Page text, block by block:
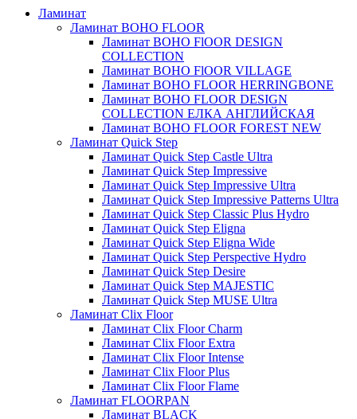
Ламинат
Ламинат BOHO FLOOR
Ламинат BOHO FlOOR DESIGN
COLLECTION
Ламинат BOHO FlOOR VILLAGE
Ламинат BOHO FLOOR HERRINGBONE
Ламинат BOHO FLOOR DESIGN
COLLECTION ЕЛКА АНГЛИЙСКАЯ
Ламинат BOHO FLOOR FOREST NEW
Ламинат Quick Step
Ламинат Quick Step Castle Ultra
Ламинат Quick Step Impressive
Ламинат Quick Step Impressive Ultra
Ламинат Quick Step Impressive Patterns Ultra
Ламинат Quick Step Classic Plus Hydro
Ламинат Quick Step Eligna
Ламинат Quick Step Eligna Wide
Ламинат Quick Step Perspective Hydro
Ламинат Quick Step Desire
Ламинат Quick Step MAJESTIC
Ламинат Quick Step MUSE Ultra
Ламинат Clix Floor
Ламинат Clix Floor Charm
Ламинат Clix Floor Extra
Ламинат Clix Floor Intense
Ламинат Clix Floor Plus
Ламинат Clix Floor Flame
Ламинат FLOORPAN
Ламинат BLACK